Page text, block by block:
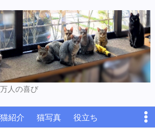
人の喜び
猫紹介 猫写真 役立ち